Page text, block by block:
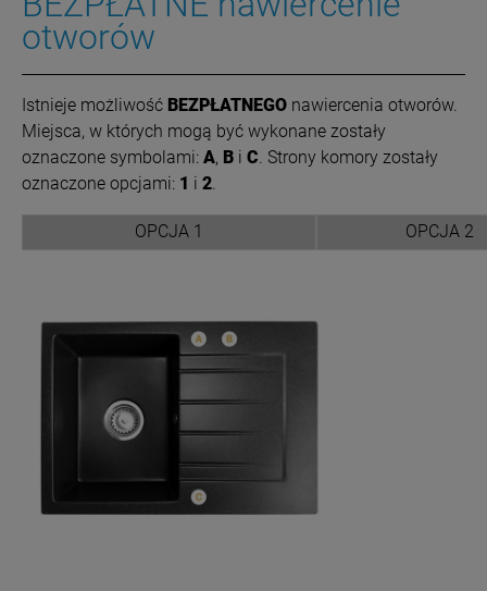
otworów
Istnieje możliwość BEZPŁATNEGO nawiercenia otworów.
Miejsca, w których mogą być wykonane zostały
oznaczone symbolami: A, B i C . Strony komory zostały
oznaczone opcjami: 1 i 2
OPCJA 1 OPCJA 2